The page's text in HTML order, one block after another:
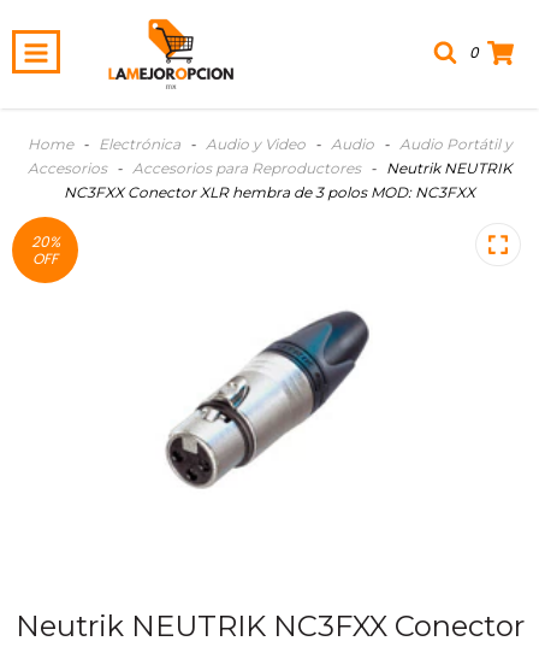
0
Home - Electrónica - Audio y Video - Audio - Audio Portátil y
Accesorios
- Accesorios para Reproductores -
Neutrik NEUTRIK
NC3FXX Conector XLR hembra de 3 polos MOD: NC3FXX
20%
OFF
Neutrik NEUTRIK NC3FXX Conector